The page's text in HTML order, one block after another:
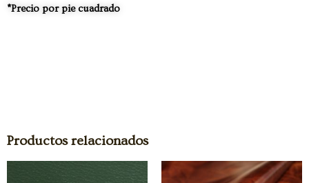
*Precio por pie cuadrado
Productos relacionados